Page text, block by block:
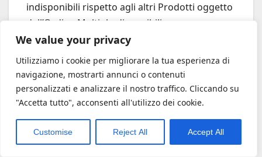
We value your privacy
Utilizziamo i cookie per migliorare la tua esperienza di
navigazione, mostrarti annunci o contenuti
personalizzati e analizzare il nostro traffico. Cliccando su
"Accetta tutto", acconsenti all'utilizzo dei cookie.
Customise Reject All Accept All
indisponibili rispetto agli altri Prodotti oggetto
dell’Ordine Multiplo disponibili.